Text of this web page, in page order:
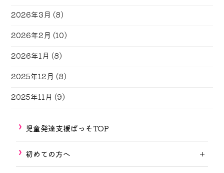
2026年3月 (8)
2026年2月 (10)
2026年1月 (8)
2025年12月 (8)
2025年11月 (9)
児童発達支援ぱっそTOP
初めての方へ